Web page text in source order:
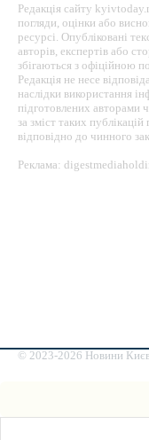
Редакція сайту
погляди, оцінки або
ресурсі. Опубліковані
авторів, експертів або
збігаються з офіційною
Редакція не несе
наслідки використання
підготовлених авторами
за зміст таких
відповідно до чинного
Реклама:
© 2023-2026 Новини